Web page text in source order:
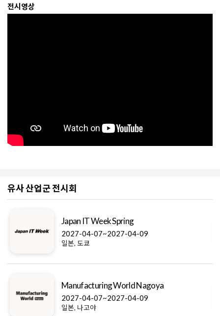
전시영상
유사 산업군 전시회
Japan IT Week Spring
2027-04-07~2027-04-09
일본, 도쿄
Manufacturing World Nagoya
2027-04-07~2027-04-09
일본, 나고야